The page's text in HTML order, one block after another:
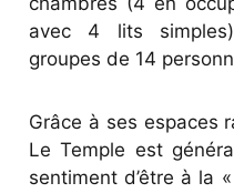
avec 4 lits
groupes de 14
Grâce à ses espaces
Le Temple est
sentiment d’être à la